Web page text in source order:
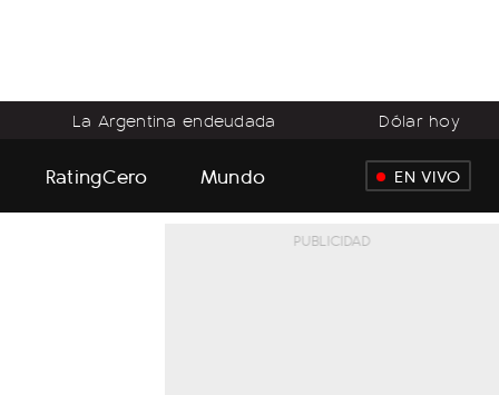
La Argentina endeudada Dólar hoy
RatingCero Mundo EN VIVO